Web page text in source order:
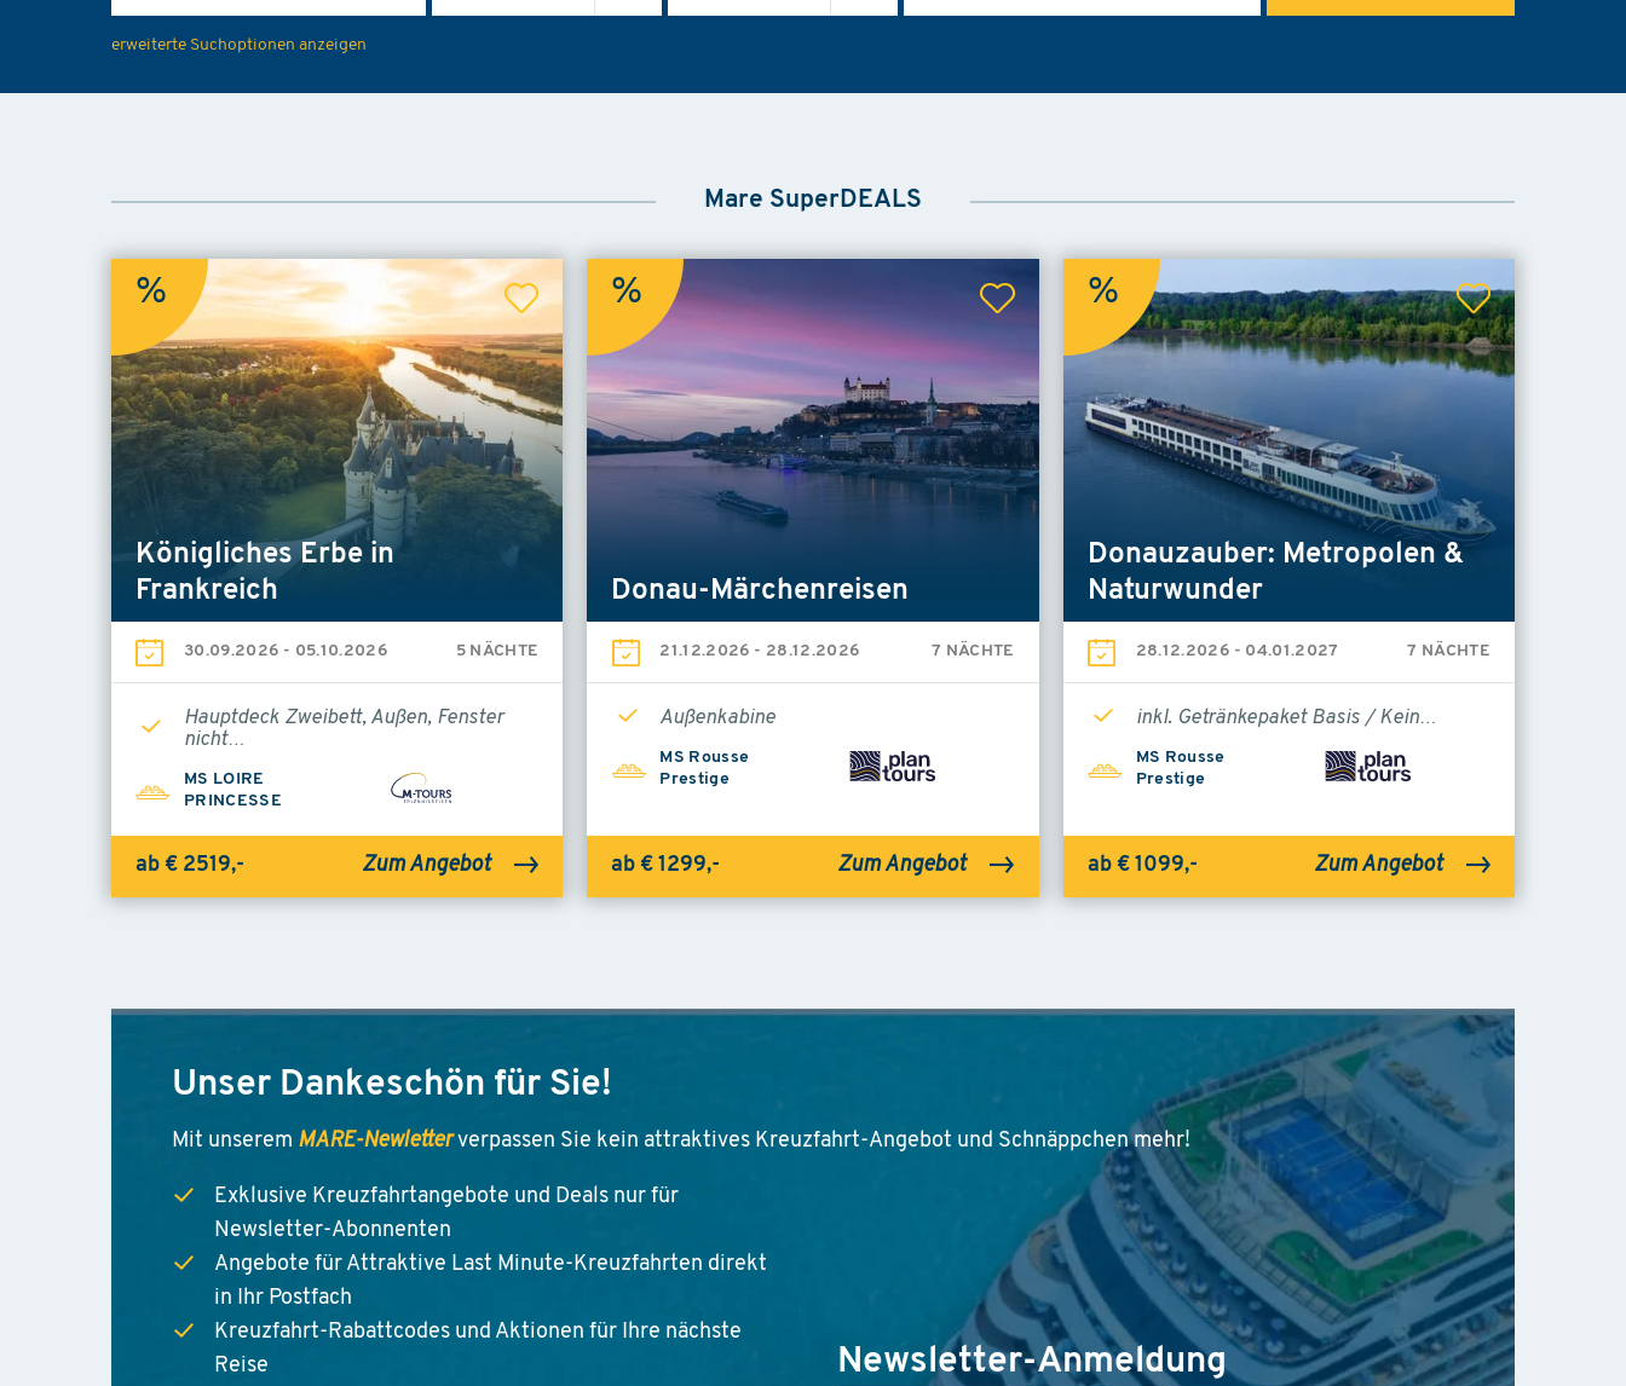
erweiterte Suchoptionen anzeigen
Mare SuperDEALS
Königliches Erbe in
Frankreich
30.09.2026 - 05.10.2026 5 NÄCHTE
Hauptdeck Zweibett, Außen, Fenster
nicht…
MS LOIRE
PRINCESSE
ab € 2519,- Zum Angebot
Donau-Märchenreisen
21.12.2026 - 28.12.2026 7 NÄCHTE
Außenkabine
MS Rousse
Prestige
ab € 1299,- Zum Angebot
Donauzauber: Metropolen &
Naturwunder
28.12.2026 - 04.01.2027 7 NÄCHTE
inkl. Getränkepaket Basis / Kein…
MS Rousse
Prestige
ab € 1099,- Zum Angebot
Unser Dankeschön für Sie!
Mit unserem MARE-Newletterverpassen Sie kein attraktives Kreuzfahrt-Angebot und Schnäppchen mehr!
Exklusive Kreuzfahrtangebote und Deals nur für
Newsletter-Abonnenten
Angebote für Attraktive Last Minute-Kreuzfahrten direkt
in Ihr Postfach
Kreuzfahrt-Rabattcodes und Aktionen für Ihre nächste
Reise
Newsletter-Anmeldung